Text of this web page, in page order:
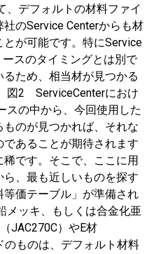
、デフォルトの材料ファイ
のService Centerからも材
が可能です。特にService
スのタイミングとは別で
ため、相当材が見つかる
図2 ServiceCenterにおけ
スの中から、今回使用した
のが見つかれば、それな
あることが期待されます
です。そこで、ここに用
、最も近しいものを探す
価テーブル」が準備され
メッキ、もしくは合金化亜
JAC270C）やE材
のものは、デフォルト材料